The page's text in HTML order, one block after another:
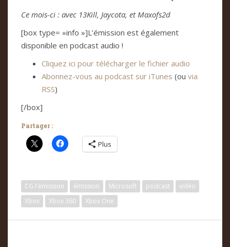
Ce mois-ci : avec 13Kill, Jaycota, et Maxofs2d
[box type= »info »]L’émission est également
disponible en podcast audio !
Cliquez ici pour télécharger le fichier audio
Abonnez-vous au podcast sur iTunes (ou via
RSS)
[/box]
Partager :
Plus
CG l'émission émission Microsoft podcast
vidéo
Xbox
Xbox 360 Xbox One